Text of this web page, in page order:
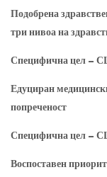
Подобрена
три нивоа на
Специфична цел –
Едуциран
попреченост
Специфична цел –
Воспоставен